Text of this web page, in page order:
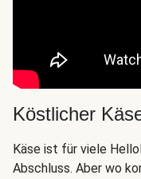
Köstlicher
Käse ist für viele
Abschluss. Aber wo